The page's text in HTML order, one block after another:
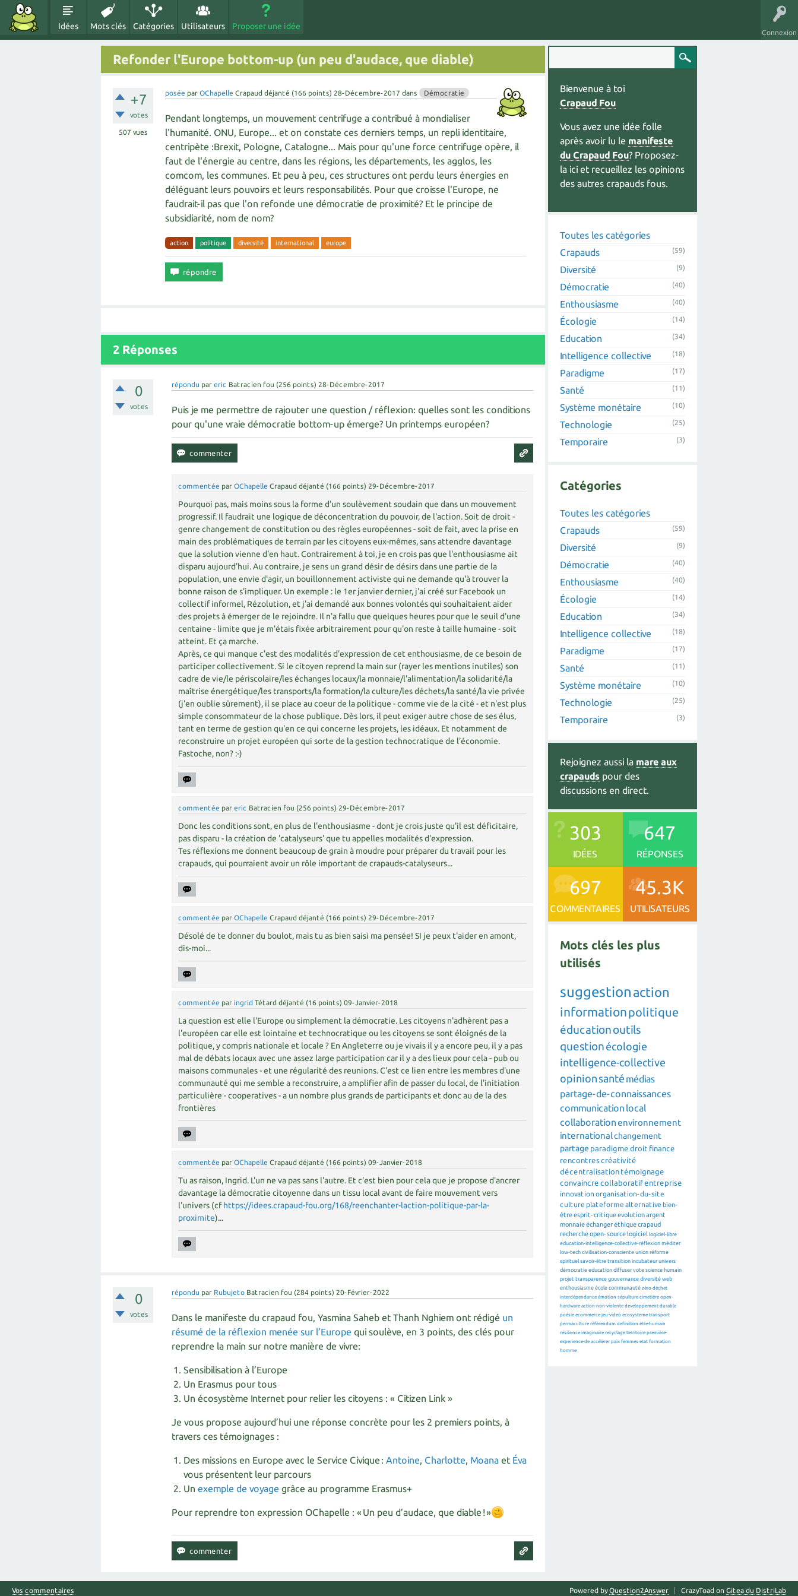
Connexion
Idées Mots clés Catégories Utilisateurs Proposer une idée
Refonder l'Europe bottom-up (un peu d'audace, que diable)
+7
votes
507 vues
posée par OChapelle Crapaud déjanté (166 points) 28-Décembre-2017 dans Démocratie
Pendant longtemps, un mouvement centrifuge a contribué à mondialiser
l'humanité. ONU, Europe... et on constate ces derniers temps, un repli identitaire,
centripète :Brexit, Pologne, Catalogne... Mais pour qu'une force centrifuge opère, il
faut de l'énergie au centre, dans les régions, les départements, les agglos, les
comcom, les communes. Et peu à peu, ces structures ont perdu leurs énergies en
déléguant leurs pouvoirs et leurs responsabilités. Pour que croisse l'Europe, ne
faudrait-il pas que l'on refonde une démocratie de proximité? Et le principe de
subsidiarité, nom de nom?
action politique diversité international europe
2 Réponses
0
votes
répondu pareric Batracien fou (256 points) 28-Décembre-2017
Puis je me permettre de rajouter une question / réflexion: quelles sont les conditions
pour qu'une vraie démocratie bottom-up émerge? Un printemps européen?
commentée parOChapelle Crapaud déjanté (166 points) 29-Décembre-2017
Pourquoi pas, mais moins sous la forme d'un soulèvement soudain que dans un mouvement
progressif. Il faudrait une logique de déconcentration du pouvoir, de l'action. Soit de droit -
genre changement de constitution ou des règles européennes - soit de fait, avec la prise en
main des problématiques de terrain par les citoyens eux-mêmes, sans attendre davantage
que la solution vienne d'en haut. Contrairement à toi, je en crois pas que l'enthousiasme ait
disparu aujourd'hui. Au contraire, je sens un grand désir de désirs dans une partie de la
population, une envie d'agir, un bouillonnement activiste qui ne demande qu'à trouver la
bonne raison de s'impliquer. Un exemple : le 1er janvier dernier, j'ai créé sur Facebook un
collectif informel, Rézolution, et j'ai demandé aux bonnes volontés qui souhaitaient aider
des projets à émerger de le rejoindre. Il n'a fallu que quelques heures pour que le seuil d'une
centaine - limite que je m'étais fixée arbitrairement pour qu'on reste à taille humaine - soit
atteint. Et ça marche.
Après, ce qui manque c'est des modalités d'expression de cet enthousiasme, de ce besoin de
participer collectivement. Si le citoyen reprend la main sur (rayer les mentions inutiles) son
cadre de vie/le périscolaire/les échanges locaux/la monnaie/l'alimentation/la solidarité/la
maîtrise énergétique/les transports/la formation/la culture/les déchets/la santé/la vie privée
(j'en oublie sûrement), il se place au coeur de la politique - comme vie de la cité - et n'est plus
simple consommateur de la chose publique. Dès lors, il peut exiger autre chose de ses élus,
tant en terme de gestion qu'en ce qui concerne les projets, les idéaux. Et notamment de
reconstruire un projet européen qui sorte de la gestion technocratique de l'économie.
Fastoche, non? :-)
commentée pareric Batracien fou (256 points) 29-Décembre-2017
Donc les conditions sont, en plus de l'enthousiasme - dont je crois juste qu'il est déficitaire,
pas disparu - la création de 'catalyseurs' que tu appelles modalités d'expression.
Tes réflexions me donnent beaucoup de grain à moudre pour préparer du travail pour les
crapauds, qui pourraient avoir un rôle important de crapauds-catalyseurs...
commentée parOChapelle Crapaud déjanté (166 points) 29-Décembre-2017
Désolé de te donner du boulot, mais tu as bien saisi ma pensée! SI je peux t'aider en amont,
dis-moi...
commentée par ingrid Tétard déjanté (16 points) 09-Janvier-2018
La question est elle l'Europe ou simplement la démocratie. Les citoyens n'adhèrent pas a
l'européen car elle est lointaine et technocratique ou les citoyens se sont éloignés de la
politique, y compris nationale et locale ? En Angleterre ou je vivais il y a encore peu, il y a pas
mal de débats locaux avec une assez large participation car il y a des lieux pour cela - pub ou
maisons communales - et une régularité des reunions. C'est ce lien entre les membres d'une
communauté qui me semble a reconstruire, a amplifier afin de passer du local, de l'initiation
particulière - cooperatives - a un nombre plus grands de participants et donc au de la des
frontières
commentée parOChapelle Crapaud déjanté (166 points) 09-Janvier-2018
Tu as raison, Ingrid. L'un ne va pas sans l'autre. Et c'est bien pour cela que je propose d'ancrer
davantage la démocratie citoyenne dans un tissu local avant de faire mouvement vers
l'univers (cfhttps://idees.crapaud-fou.org/168/reenchanter-laction-politique-par-la-
proximite)...
0
votes
répondu par Rubujeto Batracien fou (284 points) 20-Février-2022
Dans le manifeste du crapaud fou, Yasmina Saheb et Thanh Nghiem ont rédigé un
résumé de la réflexion menée sur l’Europe qui soulève, en 3 points, des clés pour
reprendre la main sur notre manière de vivre:
Sensibilisation à l’Europe
Un Erasmus pour tous
Un écosystème Internet pour relier les citoyens : « Citizen Link »
Je vous propose aujourd’hui une réponse concrète pour les 2 premiers points, à
travers ces témoignages :
Des missions en Europe avec le Service Civique :Antoine, Charlotte, Moana et Éva
vous présentent leur parcours
Unexemple de voyage grâce au programme Erasmus+
Pour reprendre ton expression OChapelle : « Un peu d’audace, que diable ! »
Bienvenue à toi
Crapaud Fou
Vous avez une idée folle
après avoir lu le manifeste
du Crapaud Fou? Proposez-
la ici et recueillez les opinions
des autres crapauds fous.
Toutes les catégories
Crapauds
(59)
Diversité (9)
Démocratie (40)
Enthousiasme (40)
Écologie (14)
Education (34)
Intelligence collective (18)
Paradigme (17)
Santé (11)
Système monétaire (10)
Technologie (25)
Temporaire (3)
Catégories
Toutes les catégories
Crapauds
(59)
Diversité (9)
Démocratie (40)
Enthousiasme (40)
Écologie (14)
Education (34)
Intelligence collective (18)
Paradigme (17)
Santé (11)
Système monétaire (10)
Technologie (25)
Temporaire (3)
Rejoignez aussi la mare aux
crapauds pour des
discussions en direct.
303
IDÉES
647
RÉPONSES
697
COMMENTAIRES
45.3K
UTILISATEURS
Mots clés les plus
utilisés
suggestion action
informationpolitique
éducationoutils
question écologie
intelligence-collective
opinion santé médias
partage-de-connaissances
communication local
collaborationenvironnement
internationalchangement
partage paradigme droit finance
rencontrescréativité
décentralisation témoignage
convaincre collaboratifentreprise
innovation organisation-du-site
culture plateforme alternative bien-
êtreesprit-critiqueevolutionargent
monnaieéchangeréthiquecrapaud
rechercheopen-source logiciel logiciel-libre
education-intelligence-collective-réflexion méditer
low-tech civilisation-consciente union réforme
spirituel savoir-être transition incubateur univers
démocratie education diffuser vote science humain
projet transparence gouvernance diversité web
enthousiasme école communauté zéro-déchet
interdépendance émotion sépulture cimetière open-
hardware action-non-violente developpement-durable
poésie ecommerce jeu-video ecosysteme transport
permaculture référendum definition être-humain
résilience imaginaire recyclage territoire première-
experience-de accélérer paix femmes etat formation
homme
Vos commentaires CrazyToad on Gitea du DistriLab
Powered byQuestion2Answer